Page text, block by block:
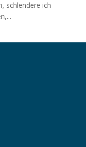
schlendere ich